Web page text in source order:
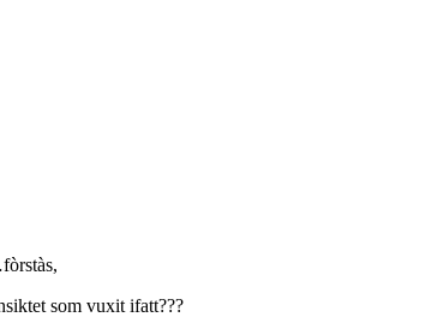
som vuxit ifatt???